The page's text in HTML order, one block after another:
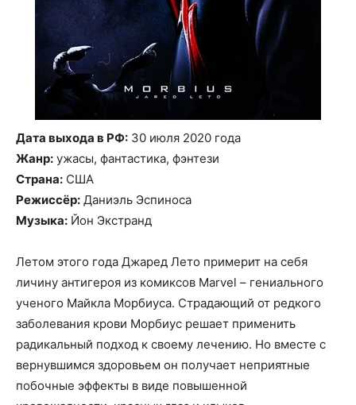
Дата выхода в РФ: 30 июля 2020 года
Жанр: ужасы, фантастика, фэнтези
Страна: США
Режиссёр: Даниэль Эспиноса
Музыка: Йон Экстранд
Летом этого года Джаред Лето примерит на себя
личину антигероя из комиксов Marvel – гениального
ученого Майкла Морбиуса. Страдающий от редкого
заболевания крови Морбиус решает применить
радикальный подход к своему лечению. Но вместе с
вернувшимся здоровьем он получает неприятные
побочные эффекты в виде повышенной